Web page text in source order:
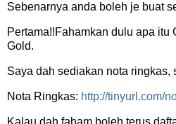
Sebenarnya anda boleh je buat
Pertama!!Fahamkan dulu apa itu
Gold.
Saya dah sediakan nota ringkas,
Nota Ringkas: http://tinyurl.com/
Kalau dah faham boleh terus